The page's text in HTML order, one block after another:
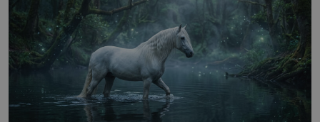
nesmrtelnou legendou již během